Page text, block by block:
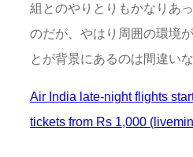
組とのやりとりもかなりあ
のだが、やはり周囲の環境
とが背景にあるのは間違いな
Air India late-night flights
tickets from Rs 1,000